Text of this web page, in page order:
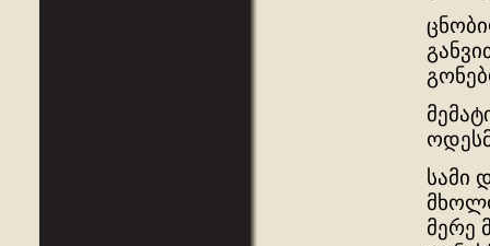
სამი
მერე